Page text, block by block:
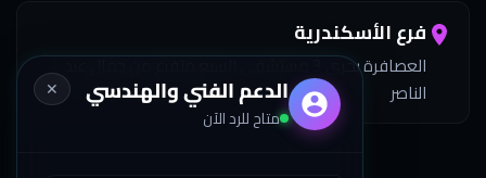
فرع الأسكندرية
العصافرة بحري 3 مستشفى السبع متفرع من جمال عبد
الناصر
✕ الدعم الفني والهندسي
متاح للرد الآن